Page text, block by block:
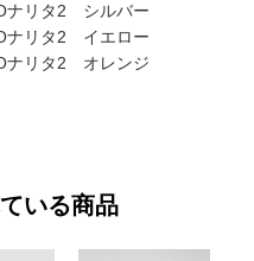
ナリタ2 シルバー
ナリタ2 イエロー
ナリタ2 オレンジ
いる商品